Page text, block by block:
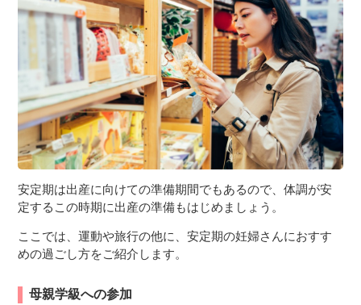
安定期は出産に向けての準備期間でもあるので、体調が安
定するこの時期に出産の準備もはじめましょう。
ここでは、運動や旅行の他に、安定期の妊婦さんにおすす
めの過ごし方をご紹介します。
母親学級への参加